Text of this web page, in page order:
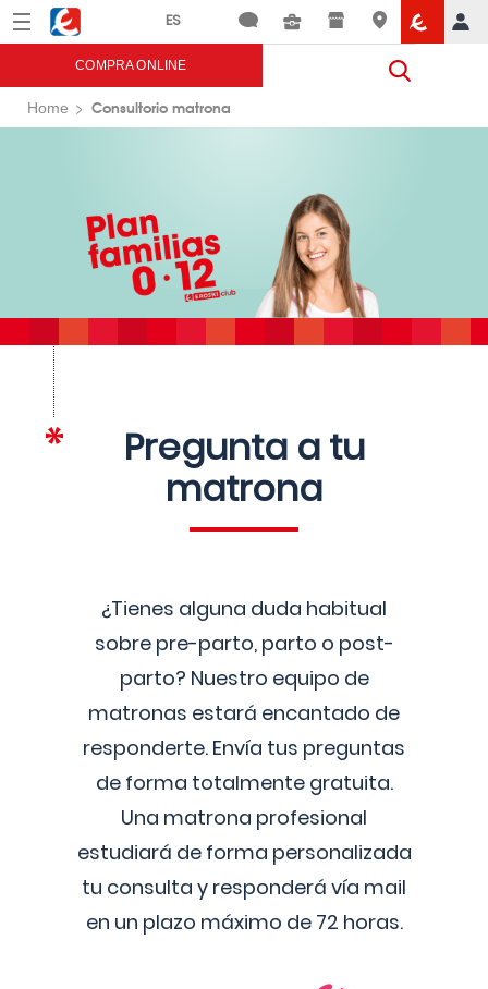
Menú Eroski
COMPRA ONLINE
Home Consultorio matrona
Pregunta a tu
matrona
¿Tienes alguna duda habitual
sobre pre-parto, parto o post-
parto? Nuestro equipo de
matronas estará encantado de
responderte. Envía tus preguntas
de forma totalmente gratuita.
Una matrona profesional
estudiará de forma personalizada
tu consulta y responderá vía mail
en un plazo máximo de 72 horas.